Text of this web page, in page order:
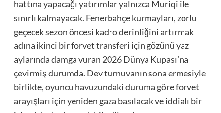
hattına yapacağı yatırımlar yalnızca Muriqi ile
sınırlı kalmayacak. Fenerbahçe kurmayları, zorlu
geçecek sezon öncesi kadro derinliğini artırmak
adına ikinci bir forvet transferi için gözünü yaz
aylarında damga vuran 2026 Dünya Kupası’na
çevirmiş durumda. Dev turnuvanın sona ermesiyle
birlikte, oyuncu havuzundaki duruma göre forvet
arayışları için yeniden gaza basılacak ve iddialı bir